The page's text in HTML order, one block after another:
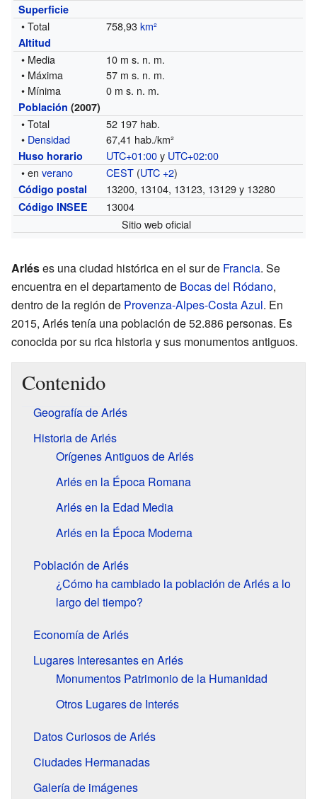
Superficie
• Total 758,93km²
Altitud
• Media
10 m s. n. m.
• Máxima
57 m s. n. m.
• Mínima
0 m s. n. m.
Población (2007)
• Total
52 197 hab.
• Densidad 67,41 hab./km²
Huso horario UTC+01:00y UTC+02:00
• enverano CEST (UTC +2)
Código postal 13200, 13104, 13123, 13129 y 13280
Código INSEE
13004
Sitio web oficial
Arléses una ciudad histórica en el sur de Francia. Se
encuentra en el departamento de Bocas del Ródano,
dentro de la región de Provenza-Alpes-Costa Azul. En
2015, Arlés tenía una población de 52.886 personas. Es
conocida por su rica historia y sus monumentos antiguos.
Contenido
Geografía de Arlés
Historia de Arlés
Orígenes Antiguos de Arlés
Arlés en la Época Romana
Arlés en la Edad Media
Arlés en la Época Moderna
Población de Arlés
¿Cómo ha cambiado la población de Arlés a lo
largo del tiempo?
Economía de Arlés
Lugares Interesantes en Arlés
Monumentos Patrimonio de la Humanidad
Otros Lugares de Interés
Datos Curiosos de Arlés
Ciudades Hermanadas
Galería de imágenes